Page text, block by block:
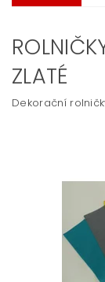
ZLATÉ
Dekorační